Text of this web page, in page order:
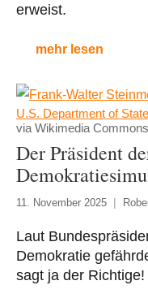
erweist.
mehr lesen
U.S. Department of
via Wikimedia Commons
Der Präsident
11. November 2025
Laut
Demokratie
sagt ja der Richtige!